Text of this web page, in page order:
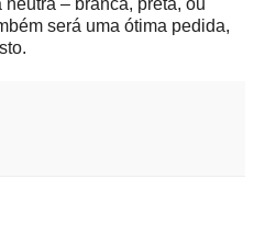
será uma ótima pedida,